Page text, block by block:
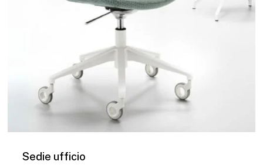
Sedie ufficio